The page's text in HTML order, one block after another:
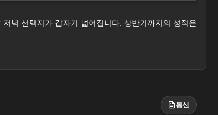
녁 선택지가 갑자기 넓어집니다. 상반기까지의 성적은
통신